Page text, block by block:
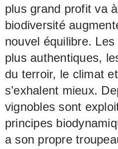
plus grand profit va
biodiversité
nouvel équilibre.
plus authentiques,
du terroir, le climat
s’exhalent mieux.
vignobles sont
principes
a son propre